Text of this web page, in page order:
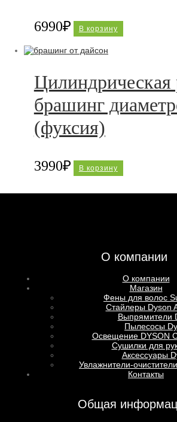
6990₽ В корзину
Цилиндрическая
брашинг
(фуксия)
3990₽ В корзину
О компании
О компании
Магазин
Фены для волос
Стайлеры Dyson
Выпрямители
Пылесосы
Освещение DYSON
Сушилки для
Аксессуары
Увлажнители-
Контакты
Общая